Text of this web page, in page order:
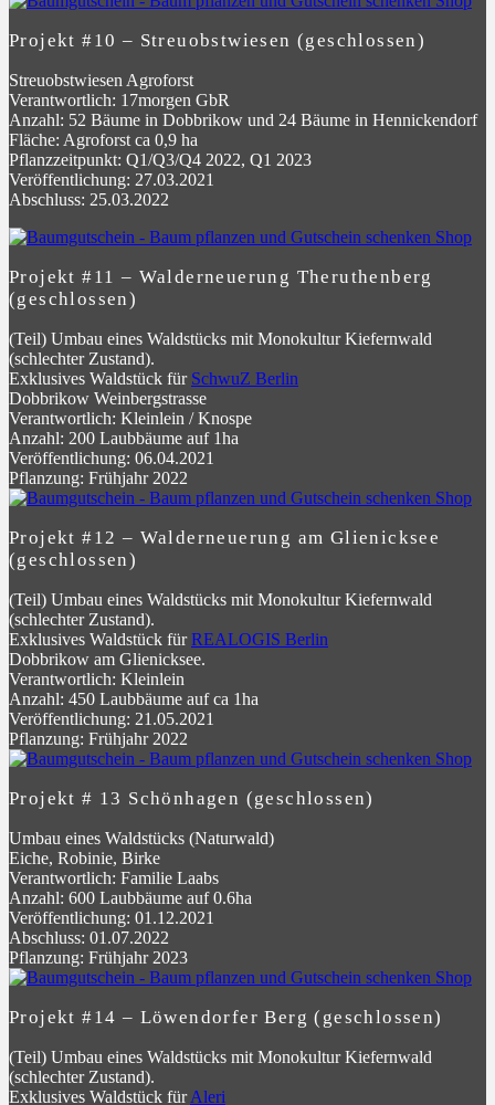
Projekt #10 – Streuobstwiesen (geschlossen)
Streuobstwiesen Agroforst
Verantwortlich: 17morgen GbR
Anzahl: 52 Bäume in Dobbrikow und 24 Bäume in Hennickendorf
Fläche: Agroforst ca 0,9 ha
Pflanzzeitpunkt: Q1/Q3/Q4 2022, Q1 2023
Veröffentlichung: 27.03.2021
Abschluss: 25.03.2022
Projekt #11 – Walderneuerung Theruthenberg
(geschlossen)
(Teil) Umbau eines Waldstücks mit Monokultur Kiefernwald
(schlechter Zustand).
Exklusives Waldstück für SchwuZ Berlin
Dobbrikow Weinbergstrasse
Verantwortlich: Kleinlein / Knospe
Anzahl: 200 Laubbäume auf 1ha
Veröffentlichung: 06.04.2021
Pflanzung: Frühjahr 2022
Projekt #12 – Walderneuerung am Glienicksee
(geschlossen)
(Teil) Umbau eines Waldstücks mit Monokultur Kiefernwald
(schlechter Zustand).
Exklusives Waldstück fürREALOGIS Berlin
Dobbrikow am Glienicksee.
Verantwortlich: Kleinlein
Anzahl: 450 Laubbäume auf ca 1ha
Veröffentlichung: 21.05.2021
Pflanzung: Frühjahr 2022
Projekt # 13 Schönhagen (geschlossen)
Umbau eines Waldstücks (Naturwald)
Eiche, Robinie, Birke
Verantwortlich: Familie Laabs
Anzahl: 600 Laubbäume auf 0.6ha
Veröffentlichung: 01.12.2021
Abschluss: 01.07.2022
Pflanzung: Frühjahr 2023
Projekt #14 – Löwendorfer Berg (geschlossen)
(Teil) Umbau eines Waldstücks mit Monokultur Kiefernwald
(schlechter Zustand).
Exklusives Waldstück fürAleri